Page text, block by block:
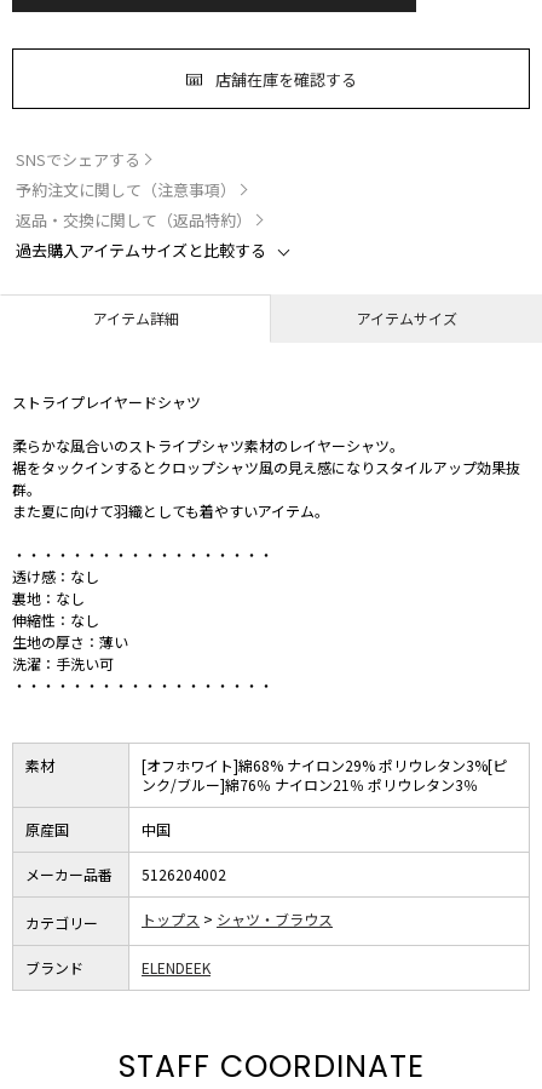
店舗在庫を確認する
SNSでシェアする
予約注文に関して（注意事項）
返品・交換に関して（返品特約）
過去購入アイテムサイズと比較する
アイテム詳細 アイテムサイズ
ストライプレイヤードシャツ
柔らかな風合いのストライプシャツ素材のレイヤーシャツ。
裾をタックインするとクロップシャツ風の見え感になりスタイルアップ効果抜
群。
また夏に向けて羽織としても着やすいアイテム。
・・・・・・・・・・・・・・・・・・
透け感：なし
裏地：なし
伸縮性：なし
生地の厚さ：薄い
洗濯：手洗い可
・・・・・・・・・・・・・・・・・・
素材
[オフホワイト]綿68% ナイロン29% ポリウレタン3%[ピ
ンク/ブルー]綿76％ ナイロン21％ ポリウレタン3％
原産国 中国
メーカー品番 5126204002
カテゴリー トップス シャツ・ブラウス
ブランド ELENDEEK
STAFF COORDINATE